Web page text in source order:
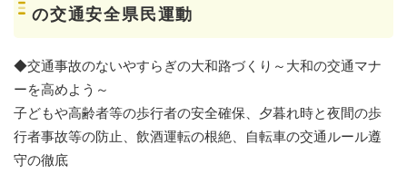
の交通安全県民運動
◆交通事故のないやすらぎの大和路づくり～大和の交通マナ
ーを高めよう～
子どもや高齢者等の歩行者の安全確保、夕暮れ時と夜間の歩
行者事故等の防止、飲酒運転の根絶、自転車の交通ルール遵
守の徹底